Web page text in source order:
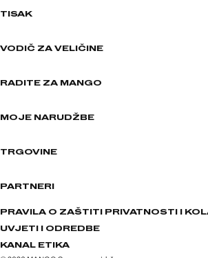
TISAK
VODIČ ZA VELIČINE
RADITE ZA MANGO
MOJE NARUDŽBE
TRGOVINE
PARTNERI
PRAVILA O ZAŠTITI PRIVATNOSTI I
UVJETI I ODREDBE
KANAL ETIKA